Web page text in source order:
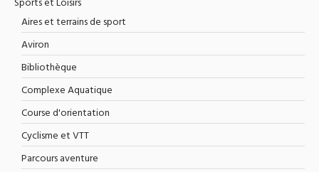
Aires et terrains de sport
Aviron
Bibliothèque
Complexe Aquatique
Course d'orientation
Cyclisme et VTT
Parcours aventure